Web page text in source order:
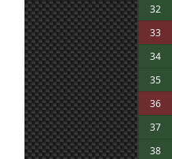
14 jul. 7:05
mitsumeku
14 jul. 6:28
menjacocs
8 jul. 22:46 loopingz
7 jul. 7:28
JMiquel
7 jul. 6:03 Marcos Z.
32
33
34
35
36
37
38